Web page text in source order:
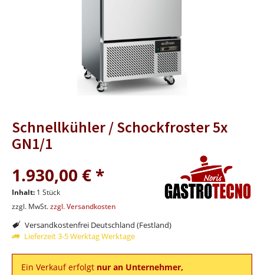
Schnellkühler / Schockfroster 5x
GN1/1
1.930,00 € *
Inhalt: 1 Stück
zzgl. MwSt.zzgl. Versandkosten
Versandkostenfrei Deutschland (Festland)
Lieferzeit 3-5 Werktag Werktage
Ein Verkauf erfolgt nur an Unternehmer,